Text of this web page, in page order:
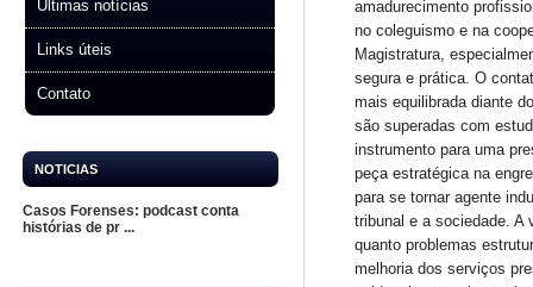
Últimas notícias
Links úteis
Contato
NOTICIAS
Casos Forenses: podcast conta
histórias de pr ...